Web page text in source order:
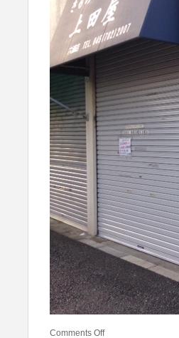
Comments Off